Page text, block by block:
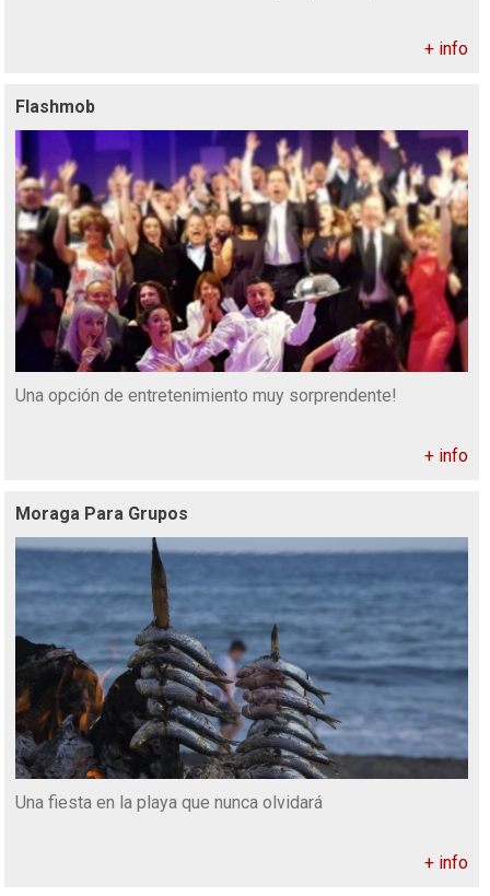
+ info
Flashmob
Una opción de entretenimiento muy sorprendente!
+ info
Moraga Para Grupos
Una fiesta en la playa que nunca olvidará
+ info